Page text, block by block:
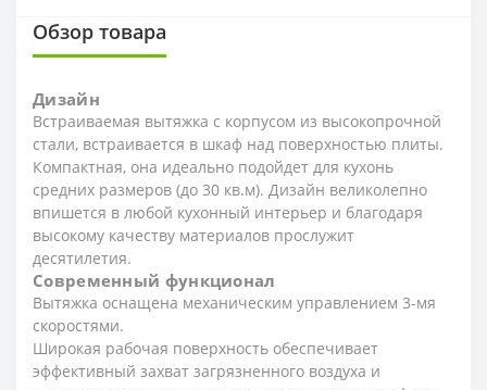
Обзор товара
Дизайн
Встраиваемая вытяжка с корпусом из высокопрочной
стали, встраивается в шкаф над поверхностью плиты.
Компактная, она идеально подойдет для кухонь
средних размеров (до 30 кв.м). Дизайн великолепно
впишется в любой кухонный интерьер и благодаря
высокому качеству материалов прослужит
десятилетия.
Современный функционал
Вытяжка оснащена механическим управлением 3-мя
скоростями.
Широкая рабочая поверхность обеспечивает
эффективный захват загрязненного воздуха и